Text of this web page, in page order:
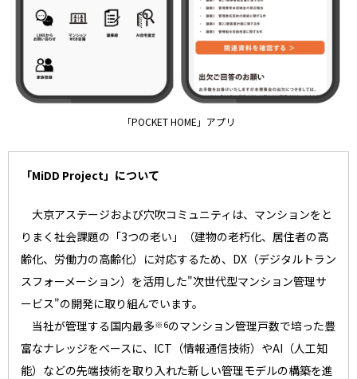
「POCKET HOME」アプリ
「MiDD Project」について
大京アステージおよび穴吹コミュニティは、マンションをと
りまく社会課題の「3つの老い」（建物の老朽化、居住者の高
齢化、労働力の高齢化）に対応するため、DX（デジタルトラン
スフォーメーション）を活用した"次世代型マンション管理サ
ービス"の開発に取り組んでいます。
当社が管理する国内最多※6のマンション管理戸数で培った豊
富なナレッジをベースに、ICT（情報通信技術）やAI（人工知
能）などの先端技術を取り入れた新しい管理モデルの構築を進